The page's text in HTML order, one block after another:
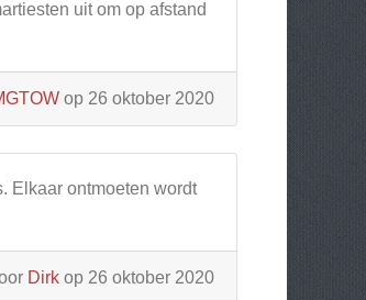
uit om op afstand
op 26 oktober 2020
Elkaar ontmoeten wordt
Dirk op 26 oktober 2020